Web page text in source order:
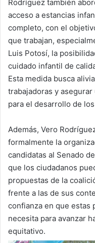
Rodríguez también
acceso a estancias
completo, con el
que trabajan,
Luis Potosí, la
cuidado infantil de
Esta medida busca
trabajadoras y
para el desarrollo de
Además, Vero
formalmente la
candidatas al Senado
que los ciudadanos
propuestas de la
frente a las de sus
confianza en que estas
necesita para avanzar
equitativo.